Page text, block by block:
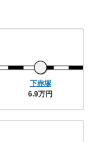
下赤塚
6.9万円